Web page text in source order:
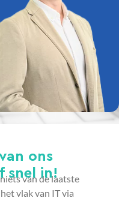
ons
snel in!
van de laatste
vlak van IT via